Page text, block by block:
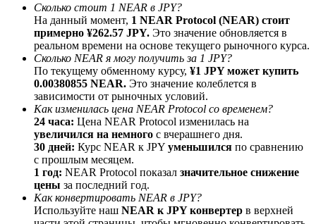
Реферал
Пригласите друга, чтобы получить денежные
вознаграждения
BTC Welcome Rewards
Сколько стоит 1 NEAR в JPY?
На данный момент, 1 NEAR Protocol (NEAR) стоит
примерно ¥262.57 JPY. Это значение обновляется в
реальном времени на основе текущего рыночного курса.
Сколько NEAR я могу получить за 1 JPY?
По текущему обменному курсу, ¥1 JPY может купить
0.00380855 NEAR. Это значение колеблется в
зависимости от рыночных условий.
Как изменилась цена NEAR Protocol со временем?
24 часа: Цена NEAR Protocol изменилась на
увеличился на немного с вчерашнего дня.
30 дней: Курс NEAR к JPY уменьшился по сравнению
с прошлым месяцем.
1 год: NEAR Protocol показал значительное снижение
цены за последний год.
Как конвертировать NEAR в JPY?
Используйте наш NEAR к JPY конвертер в верхней